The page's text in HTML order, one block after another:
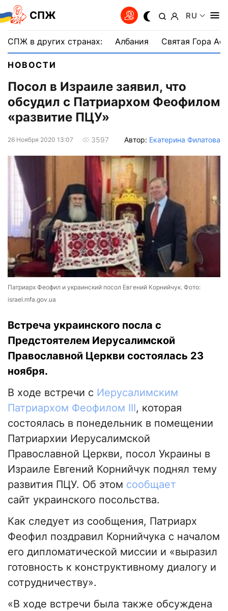
СПЖ RU
СПЖ в других странах: Албания Святая Гора
НОВОСТИ
Посол в Израиле заявил, что
обсудил с Патриархом Феофилом
«развитие ПЦУ»
26 Ноября 2020 13:07 3597 Автор: Екатерина Филатова
Патриарх Феофил и украинский посол Евгений Корнийчук. Фото:
israel.mfa.gov.ua
Встреча украинского посла с
Предстоятелем Иерусалимской
Православной Церкви состоялась 23
ноября.
В ходе встречи с Иерусалимским
Патриархом Феофилом III, которая
состоялась в понедельник в помещении
Патриархии Иерусалимской
Православной Церкви, посол Украины в
Израиле Евгений Корнийчук поднял тему
развития ПЦУ. Об этом сообщает
сайт украинского посольства.
Как следует из сообщения, Патриарх
Феофил поздравил Корнийчука с началом
его дипломатической миссии и «выразил
готовность к конструктивному диалогу и
сотрудничеству».
«В ходе встречи была также обсуждена